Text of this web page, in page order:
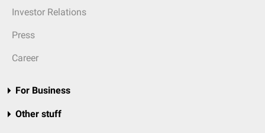
Investor Relations
Press
Career
For Business
Other stuff